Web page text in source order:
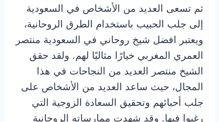
ثم تسعى العديد من الأشخاص في السعودية
إلى جلب الحبيب باستخدام الطرق الروحانية،
ويعتبر افضل شيخ روحاني في السعودية منتصر
العمري المغربي خيارًا مثاليًا لهم. ولقد حقق
الشيخ منتصر العديد من النجاحات في هذا
المجال، حيث ساعد العديد من الأشخاص على
جلب أحبائهم وتحقيق السعادة الزوجية التي
رغبوا فيها. وقد شهدت ممارساته الروحانية